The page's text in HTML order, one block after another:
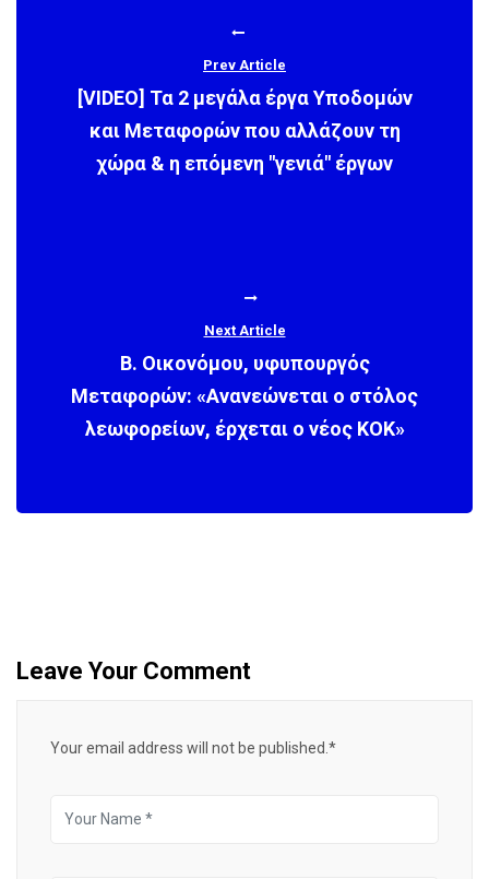
Prev Article
[VIDEO] Τα 2 μεγάλα έργα Υποδομών
και Μεταφορών που αλλάζουν τη
χώρα & η επόμενη "γενιά" έργων
Next Article
Β. Οικονόμου, υφυπουργός
Μεταφορών: «Ανανεώνεται ο στόλος
λεωφορείων, έρχεται ο νέος ΚΟΚ»
Leave Your Comment
Your email address will not be published.*